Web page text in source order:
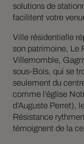
solutions de
facilitent votre
Ville résidentielle
son patrimoine, Le
Villemomble,
sous-Bois, qui se
seulement du
comme l’église
d’Auguste Perret),
Résistance
témoignent de la